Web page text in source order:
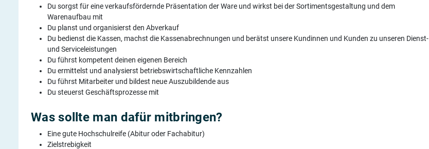
Du sorgst für eine verkaufsfördernde Präsentation der Ware und wirkst bei der Sortimentsgestaltung und dem
Warenaufbau mit
Du planst und organisierst den Abverkauf
Du bedienst die Kassen, machst die Kassenabrechnungen und berätst unsere Kundinnen und Kunden zu unseren Dienst-
und Serviceleistungen
Du führst kompetent deinen eigenen Bereich
Du ermittelst und analysierst betriebswirtschaftliche Kennzahlen
Du führst Mitarbeiter und bildest neue Auszubildende aus
Du steuerst Geschäftsprozesse mit
Was sollte man dafür mitbringen?
Eine gute Hochschulreife (Abitur oder Fachabitur)
Zielstrebigkeit